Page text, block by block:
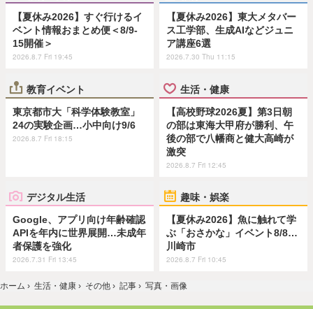
【夏休み2026】すぐ行けるイ
ベント情報おまとめ便＜8/9-
15開催＞
2026.8.7 Fri 19:45
【夏休み2026】東大メタバー
ス工学部、生成AIなどジュニ
ア講座6選
2026.7.30 Thu 11:15
教育イベント
東京都市大「科学体験教室」
24の実験企画…小中向け9/6
2026.8.7 Fri 18:15
生活・健康
【高校野球2026夏】第3日朝
の部は東海大甲府が勝利、午
後の部で八幡商と健大高崎が
激突
2026.8.7 Fri 12:45
デジタル生活
Google、アプリ向け年齢確認
APIを年内に世界展開…未成年
者保護を強化
2026.7.31 Fri 13:45
趣味・娯楽
【夏休み2026】魚に触れて学
ぶ「おさかな」イベント8/8…
川崎市
2026.8.7 Fri 10:45
ホーム › 生活・健康 › その他 › 記事 › 写真・画像